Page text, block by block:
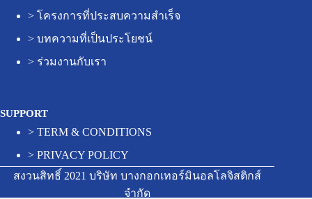
> โครงการที่ประสบความสำเร็จ
> บทความที่เป็นประโยชน์
> ร่วมงานกับเรา
SUPPORT
> TERM & CONDITIONS
> PRIVACY POLICY
สงวนสิทธิ์ 2021 บริษัท บางกอกเทอร์มินอลโลจิสติกส์
จำกัด